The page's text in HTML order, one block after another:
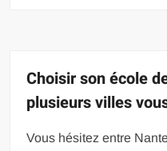
Choisir son école
plusieurs villes
Vous hésitez entre